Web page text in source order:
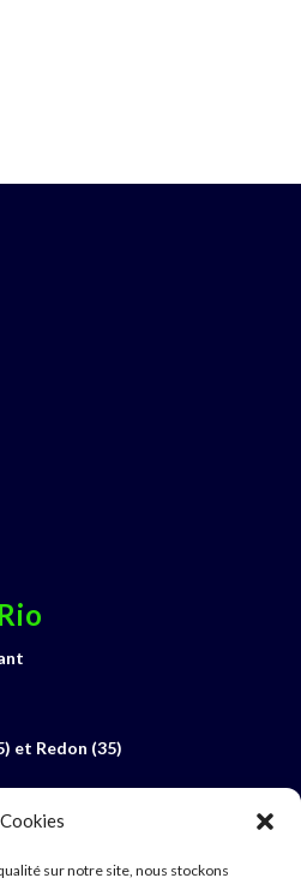
Cookies
sur notre site, nous stockons
et Redon (35)